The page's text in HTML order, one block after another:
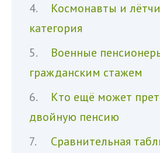
Космонавты и
категория
Военные
гражданским стажем
Кто ещё может
двойную пенсию
Сравнительная